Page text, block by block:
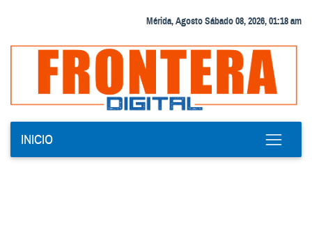
Mérida, Agosto Sábado 08, 2026, 01:18 am
INICIO